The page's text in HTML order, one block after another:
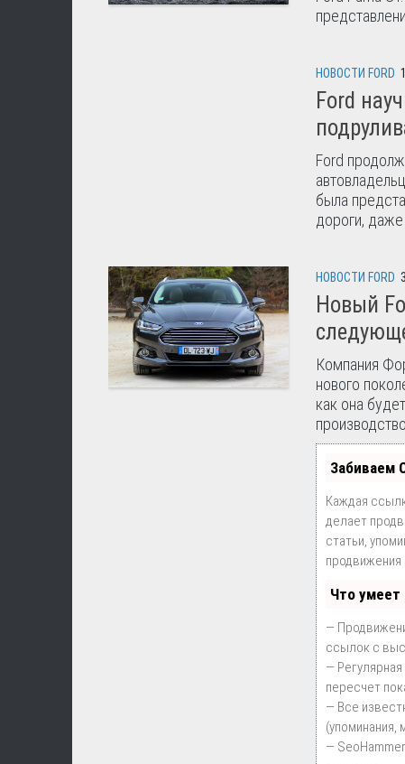
НОВОСТИ FORD
Ford
Ford
была
дороги, даже
НОВОСТИ FORD
Новый
Компания
нового
как она
Забиваем
Каждая
делает
статьи,
продвижения
Что умеет
—
ссылок с
—
пересчет
— Все
(упоминания,
—